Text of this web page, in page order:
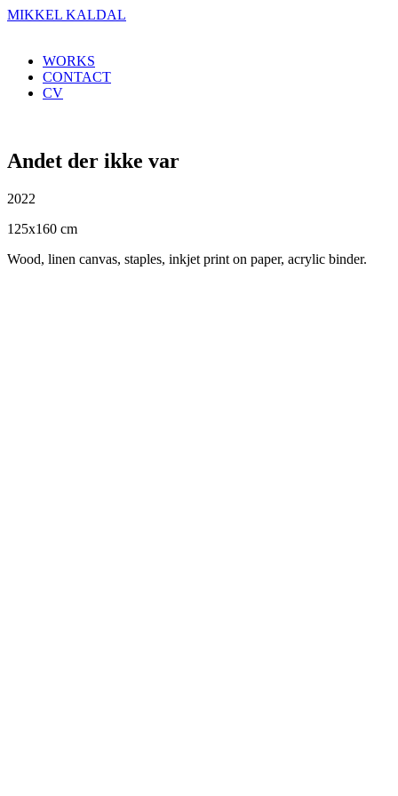
MIKKEL KALDAL
WORKS
CONTACT
CV
Andet der ikke var
2022
125x160 cm
Wood, linen canvas, staples, inkjet print on paper, acrylic binder.